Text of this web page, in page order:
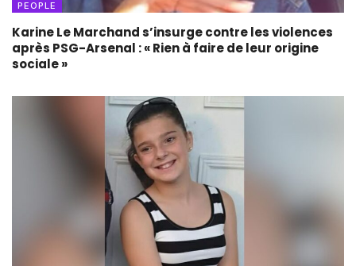
PEOPLE
Karine Le Marchand s’insurge contre les violences
après PSG-Arsenal : « Rien à faire de leur origine
sociale »